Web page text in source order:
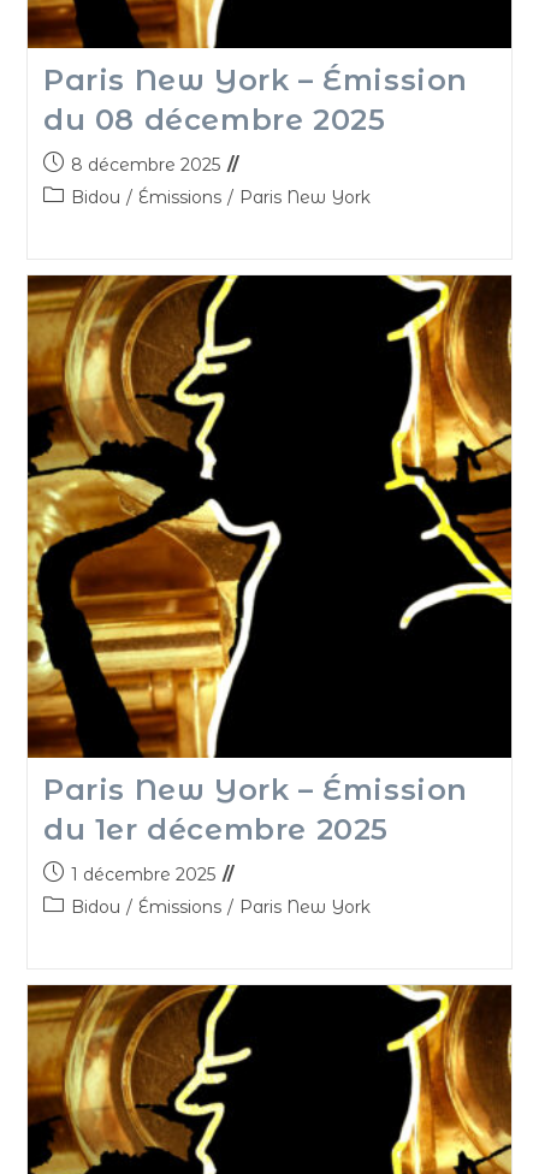
Paris New York – Émission
du 08 décembre 2025
8 décembre 2025
Bidou / Émissions / Paris New York
Paris New York – Émission
du 1er décembre 2025
1 décembre 2025
Bidou / Émissions / Paris New York